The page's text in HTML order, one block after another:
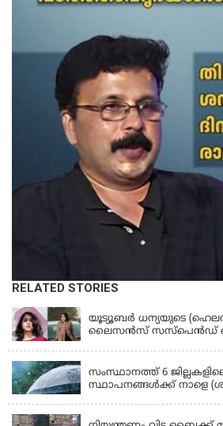
RELATED STORIES
KERALA
യൂട്യൂബർ ധന്യയുടെ
ലൈസൻസ് സസ്‌പെൻഡ്
സംസ്ഥാനത്ത് 6 ജില്ലകളിലെ
സ്ഥാപനങ്ങൾക്ക് നാളെ